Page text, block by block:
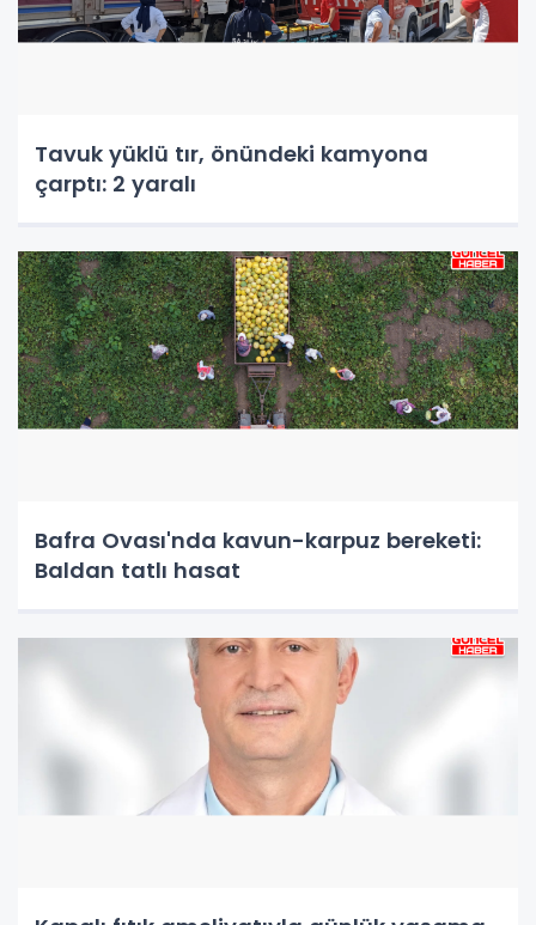
Tavuk yüklü tır, önündeki kamyona
çarptı: 2 yaralı
Bafra Ovası'nda kavun-karpuz bereketi:
Baldan tatlı hasat